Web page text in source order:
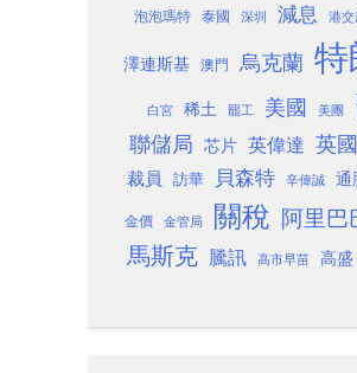
泡泡瑪特 泰國 深圳 減息 港
澤連斯基 澳門 烏克蘭
白宮 稀土 罷工 美國 美團
聯儲局 芯片 英偉達 英國
裁員 訪華 貝森特 辛偉誠 通
金價 金管局 關稅 阿里巴
馬斯克 騰訊 高市早苗 高盛